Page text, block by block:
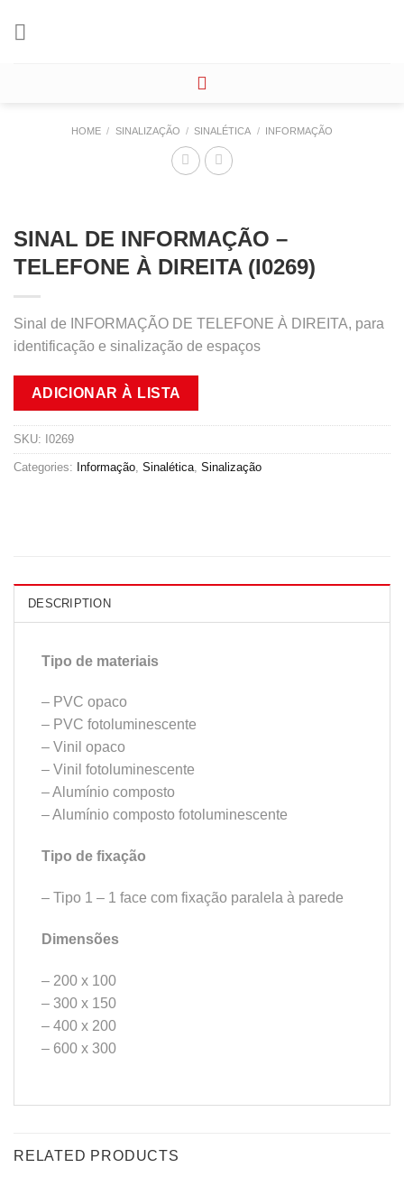
HOME / SINALIZAÇÃO / SINALÉTICA / INFORMAÇÃO
SINAL DE INFORMAÇÃO –
TELEFONE À DIREITA (I0269)
Sinal de INFORMAÇÃO DE TELEFONE À DIREITA, para
identificação e sinalização de espaços
ADICIONAR À LISTA
SKU: I0269
Categories: Informação Sinalética Sinalização
DESCRIPTION
Tipo de materiais
– PVC opaco
– PVC fotoluminescente
– Vinil opaco
– Vinil fotoluminescente
– Alumínio composto
– Alumínio composto fotoluminescente
Tipo de fixação
– Tipo 1 – 1 face com fixação paralela à parede
Dimensões
– 200 x 100
– 300 x 150
– 400 x 200
– 600 x 300
RELATED PRODUCTS